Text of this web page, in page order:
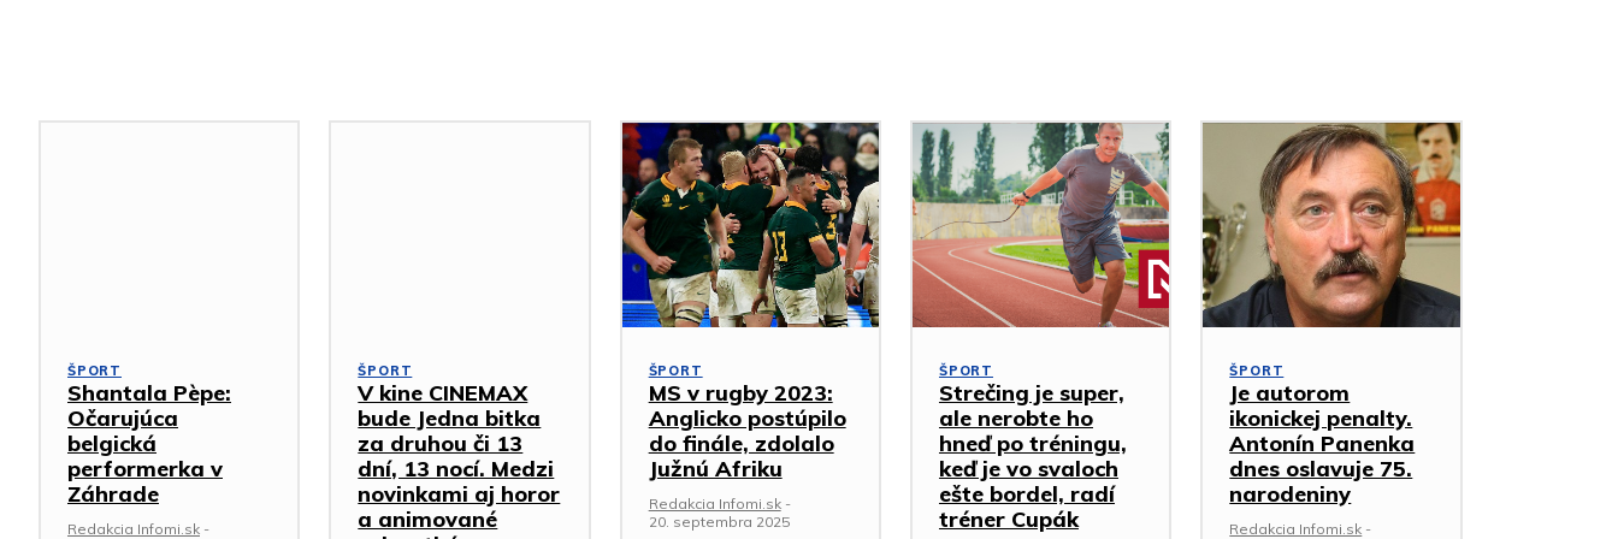
ŠPORT
Shantala Pèpe:
Očarujúca
belgická
performerka v
Záhrade
Redakcia Infomi.sk -
ŠPORT
V kine CINEMAX
bude Jedna bitka
za druhou či 13
dní, 13 nocí. Medzi
novinkami aj horor
a animované
ŠPORT
MS v rugby 2023:
Anglicko postúpilo
do finále, zdolalo
Južnú Afriku
Redakcia Infomi.sk -
20. septembra 2025
ŠPORT
Strečing je super,
ale nerobte ho
hneď po tréningu,
keď je vo svaloch
ešte bordel, radí
tréner Cupák
ŠPORT
Je autorom
ikonickej penalty.
Antonín Panenka
dnes oslavuje 75.
narodeniny
Redakcia Infomi.sk -